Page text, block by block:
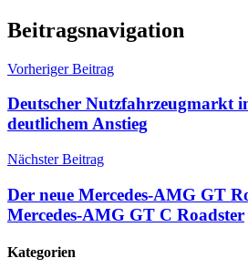
Beitragsnavigation
Vorheriger Beitrag
Deutscher Nutzfahrzeugmarkt
deutlichem Anstieg
Nächster Beitrag
Der neue Mercedes-AMG GT
Mercedes-AMG GT C Roadster
Kategorien